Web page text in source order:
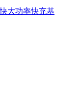
大功率快充基